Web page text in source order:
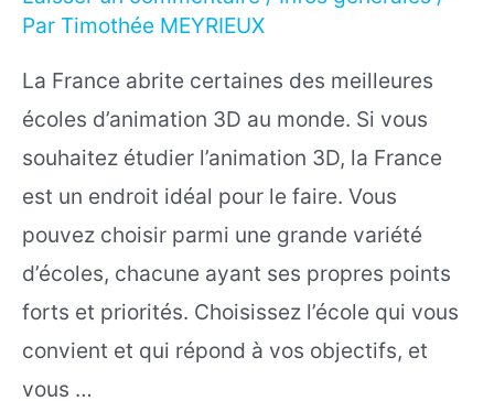
Par Timothée MEYRIEUX
La France abrite certaines des meilleures
écoles d’animation 3D au monde. Si vous
souhaitez étudier l’animation 3D, la France
est un endroit idéal pour le faire. Vous
pouvez choisir parmi une grande variété
d’écoles, chacune ayant ses propres points
forts et priorités. Choisissez l’école qui vous
convient et qui répond à vos objectifs, et
vous …